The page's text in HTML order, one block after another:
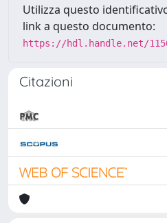
Utilizza questo
link a questo documento:
https://hdl.handle.net/
Citazioni